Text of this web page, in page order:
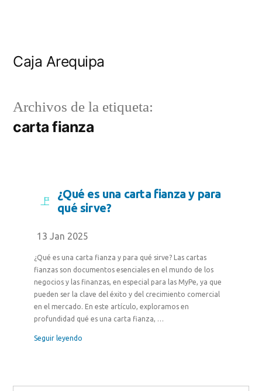
Caja Arequipa
Archivos de la etiqueta:
carta fianza
¿Qué es una carta fianza y para
qué sirve?
13 Jan 2025
¿Qué es una carta fianza y para qué sirve? Las cartas
fianzas son documentos esenciales en el mundo de los
negocios y las finanzas, en especial para las MyPe, ya que
pueden ser la clave del éxito y del crecimiento comercial
en el mercado. En este artículo, exploramos en
profundidad qué es una carta fianza, …
Seguir leyendo